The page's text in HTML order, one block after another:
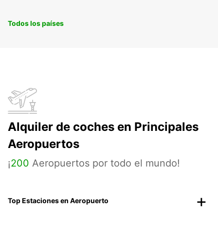
Todos los países
Alquiler de coches en Principales
Aeropuertos
¡200 Aeropuertos por todo el mundo!
Top Estaciones en Aeropuerto